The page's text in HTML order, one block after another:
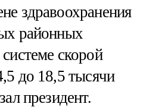
здравоохранения
районных
скорой
до 18,5 тысячи
президент.